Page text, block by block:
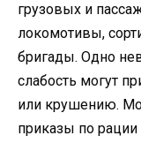
грузовых и
локомотивы,
бригады. Одно
слабость могут
или крушению.
приказы по